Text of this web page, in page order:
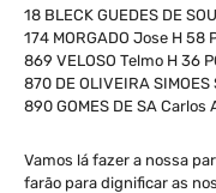
18 BLECK GUEDES DE
174 MORGADO Jose H 58
869 VELOSO Telmo H 36
870 DE OLIVEIRA
890 GOMES DE SA Carlos
Vamos lá fazer a nossa
farão para dignificar as